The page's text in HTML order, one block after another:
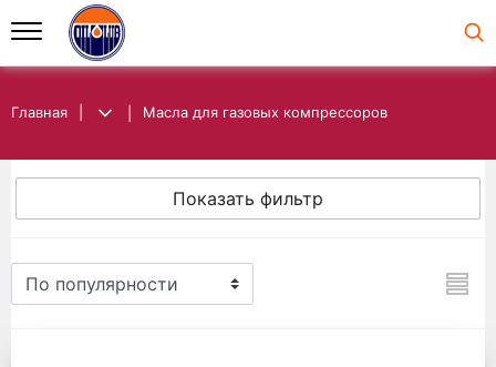
Главная Масла для газовых компрессоров
Показать фильтр